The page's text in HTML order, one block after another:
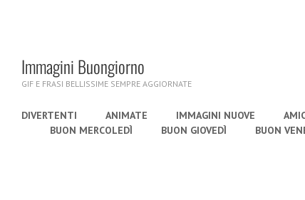
Immagini Buongiorno
GIF E FRASI BELLISSIME SEMPRE AGGIORNATE
DIVERTENTI ANIMATE IMMAGINI NUOVE
BUON MERCOLEDÌ
BUON GIOVEDÌ BUON